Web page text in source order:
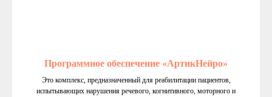
Программное обеспечение «АртикНейро»
Это комплекс, предназначенный для реабилитации пациентов,
испытывающих нарушения речевого, когнитивного, моторного и